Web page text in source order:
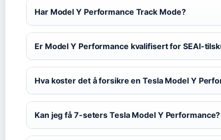
Har Model Y Performance Track Mode?
Er Model Y Performance kvalifisert for SEAI-
Hva koster det å forsikre en Tesla Model Y
Kan jeg få 7-seters Tesla Model Y Performance?